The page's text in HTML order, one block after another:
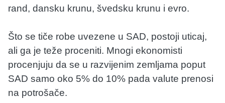
rand, dansku krunu, švedsku krunu i evro.
Što se tiče robe uvezene u SAD, postoji uticaj,
ali ga je teže proceniti. Mnogi ekonomisti
procenjuju da se u razvijenim zemljama poput
SAD samo oko 5% do 10% pada valute prenosi
na potrošače.